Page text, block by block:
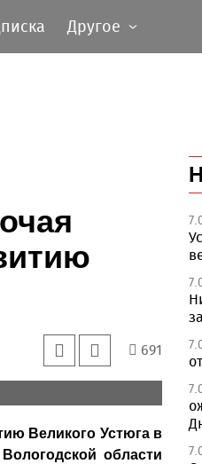
Другое
691
Великого Устюга в
области